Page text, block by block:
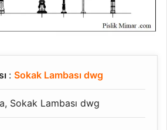
: Sokak Lambası dwg
Sokak Lambası dwg